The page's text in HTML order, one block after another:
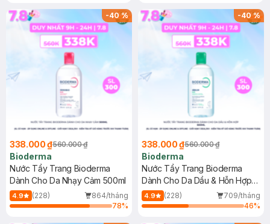
25ml (SL Có Hạn)
-40%
338.000 ₫560.000 ₫
Bioderma
Nước Tẩy Trang Bioderma
Dành Cho Da Nhạy Cảm 500ml
4.9 (228)
864/tháng
78%
-40%
338.000 ₫560.000 ₫
Bioderma
Nước Tẩy Trang Bioderma
Dành Cho Da Dầu & Hỗn Hợp
500ml
4.9 (228)
709/tháng
46%